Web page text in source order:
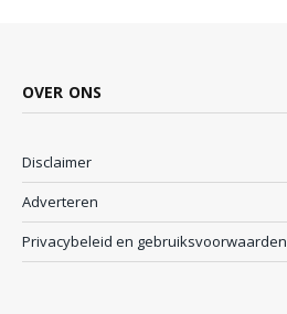
OVER ONS
Disclaimer
Adverteren
Privacybeleid en gebruiksvoorwaarden